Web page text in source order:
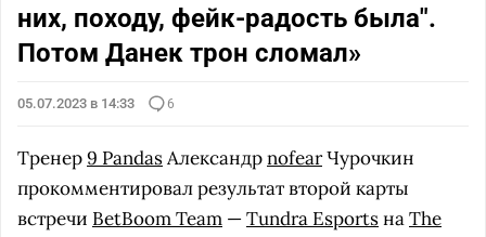
них, походу, фейк-радость была".
Потом Данек трон сломал»
05.07.2023 в 14:33 6
Тренер9 PandasАлександрnofearЧурочкин
прокомментировал результат второй карты
встречи BetBoom Team —Tundra EsportsнаThe